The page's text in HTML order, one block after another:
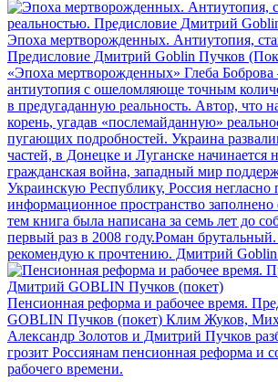
Эпоха мертворожденных. Антиутопия,
Предисловие Дмитрий Goblin Пучков
«Эпоха мертворожденных» Глеба
антиутопия с ошеломляюще точным
в предугаданную реальность. Автор, что
корень, угадав «послемайданную»
пугающих подробностей. Украина
частей, в Донецке и Луганске начинается
гражданская война, западный мир
Украинскую Республику, Россия негласно
информационное пространство
тем книга была написана за семь лет до
первый раз в 2008 году.Роман
рекомендую к прочтению. Дмитрий
Пенсионная реформа и рабочее время.
GOBLIN Пучков (покет) Клим Жуков,
Александр Золотов и Дмитрий Пучков
грозит Россиянам пенсионная реформа и
рабочего времени.